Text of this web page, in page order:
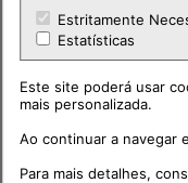
Estritamente
Estatísticas
Este site poderá usar
mais personalizada.
Ao continuar a navegar
Para mais detalhes,